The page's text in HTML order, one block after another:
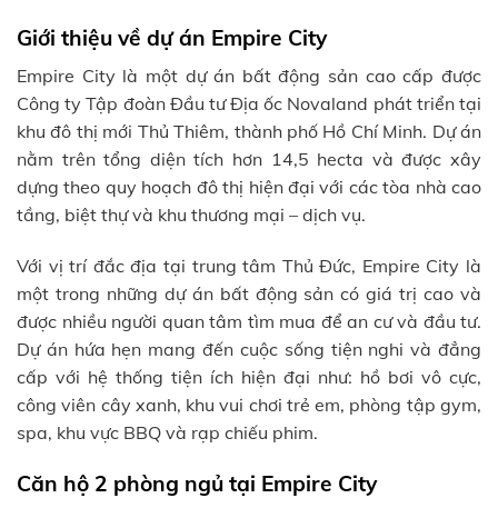
Giới thiệu về dự án Empire City
Empire City là một dự án bất động sản cao cấp được
Công ty Tập đoàn Đầu tư Địa ốc Novaland phát triển tại
khu đô thị mới Thủ Thiêm, thành phố Hồ Chí Minh. Dự án
nằm trên tổng diện tích hơn 14,5 hecta và được xây
dựng theo quy hoạch đô thị hiện đại với các tòa nhà cao
tầng, biệt thự và khu thương mại – dịch vụ.
Với vị trí đắc địa tại trung tâm Thủ Đức, Empire City là
một trong những dự án bất động sản có giá trị cao và
được nhiều người quan tâm tìm mua để an cư và đầu tư.
Dự án hứa hẹn mang đến cuộc sống tiện nghi và đẳng
cấp với hệ thống tiện ích hiện đại như: hồ bơi vô cực,
công viên cây xanh, khu vui chơi trẻ em, phòng tập gym,
spa, khu vực BBQ và rạp chiếu phim.
Căn hộ 2 phòng ngủ tại Empire City